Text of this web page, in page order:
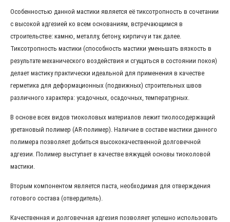
Особенностью данной мастики является её тиксотропность в сочетании
с высокой адгезией ко всем основаниям, встречающимся в
строительстве: камню, металлу, бетону, кирпичу и так далее.
Тиксотропность мастики (способность мастики уменьшать вязкость в
результате механического воздействия и сгущаться в состоянии покоя)
делает мастику практически идеальной для применения в качестве
герметика для деформационных (подвижных) строительных швов
различного характера: усадочных, осадочных, температурных.
В основе всех видов тиоколовых материалов лежит тиолосодержащий
уретановый полимер (AR-полимер). Наличие в составе мастики данного
полимера позволяет добиться высококачественной долговечной
адгезии. Полимер выступает в качестве вяжущей основы тиоколовой
мастики.
Вторым компонентом является паста, необходимая для отверждения
готового состава (отвердитель).
Качественная и долговечная адгезия позволяет успешно использовать